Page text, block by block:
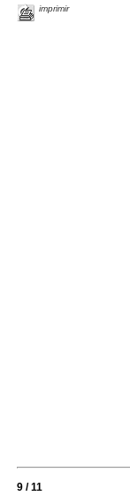
imprimir
9 / 11